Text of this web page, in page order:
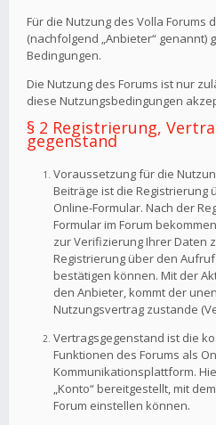
Für die Nutzung des Volla Forums
(nachfolgend „Anbieter“ genannt)
Bedingungen.
Die Nutzung des Forums ist nur
diese Nutzungsbedingungen
§ 2 Registrierung,
gegenstand
Voraussetzung für die
Beiträge ist die Registrierung
Online-Formular. Nach der
Formular im Forum
zur Verifizierung Ihrer Daten
Registrierung über den
bestätigen können. Mit der
den Anbieter, kommt der
Nutzungsvertrag zustande
Vertragsgegenstand ist die
Funktionen des Forums als
Kommunikationsplattform.
„Konto“ bereitgestellt, mit
Forum einstellen können.